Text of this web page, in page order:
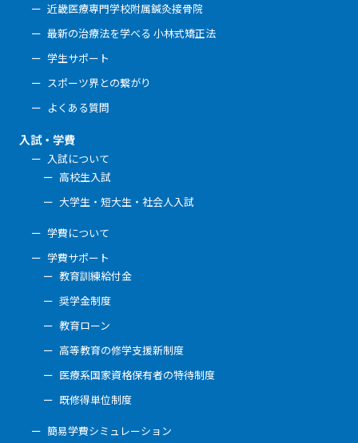
近畿医療専門学校附属鍼灸接骨院
最新の治療法を学べる 小林式矯正法
学生サポート
スポーツ界との繋がり
よくある質問
入試・学費
入試について
高校生入試
大学生・短大生・社会人入試
学費について
学費サポート
教育訓練給付金
奨学金制度
教育ローン
高等教育の修学支援新制度
医療系国家資格保有者の特待制度
既修得単位制度
簡易学費シミュレーション